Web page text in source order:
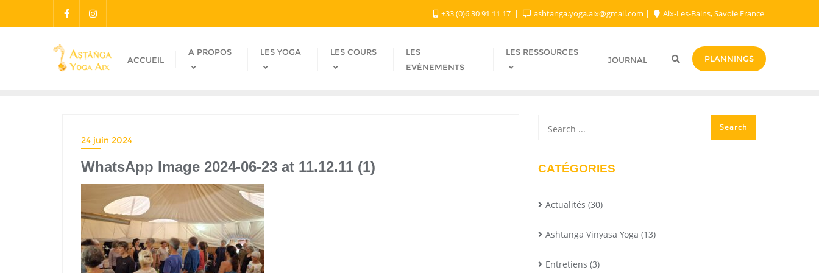
+33 (0)6 30 91 11 17 ashtanga.yoga.aix@gmail.com​ Aix-Les-Bains, Savoie France
ACCUEIL
A PROPOS LES YOGA LES COURS
LES
EVÈNEMENTS
LES RESSOURCES
JOURNAL PLANNINGS
24 juin 2024
WhatsApp Image 2024-06-23 at 11.12.11 (1) CATÉGORIES
Actualités (30)
Ashtanga Vinyasa Yoga (13)
Entretiens (3)